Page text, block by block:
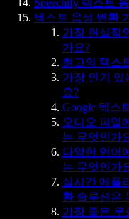
텍스트 음성 변환
가장 현실적
가요?
최고의 텍스
가장 인기 있
요?
Google 텍스
오디오 파일
는 무엇인가
다양한 언어
는 무엇인가
실시간 애플
환 솔루션은
가장 좋은 무